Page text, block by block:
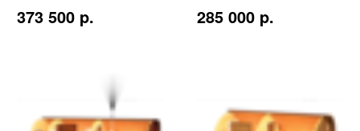
373 500 p. 285 000 p.